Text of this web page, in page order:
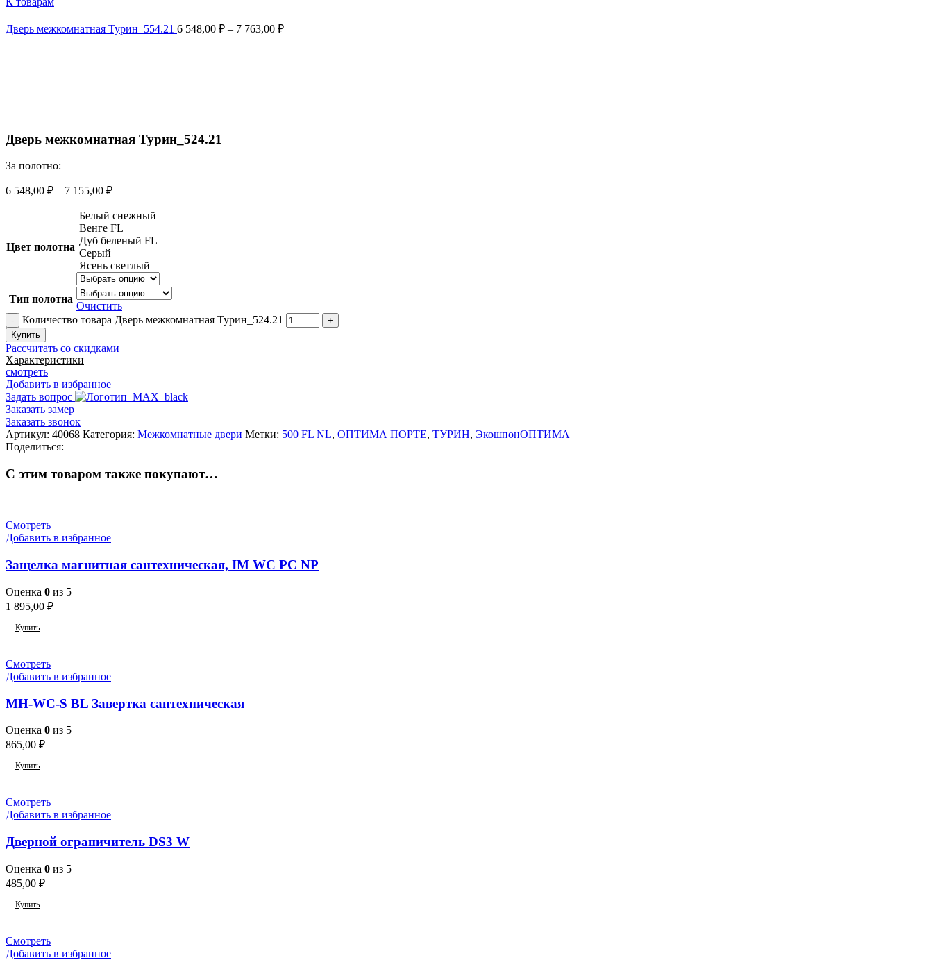
Дверь межкомнатная Турин_554.21 6 548,00 ₽ – 7 763,00 ₽
Дверь межкомнатная Турин_524.21
За полотно:
6 548,00 ₽ – 7 155,00 ₽
Цвет полотна
Белый снежный
Венге FL
Дуб беленый FL
Серый
Ясень светлый
Тип полотна
Очистить
Количество товара Дверь межкомнатная Турин_524.21
Купить
Рассчитать со скидками
Характеристики
смотреть
Добавить в избранное
Задать вопрос
Заказать замер
Заказать звонок
Артикул: 40068 Категория: Межкомнатные двери Метки: 500 FL NL, ОПТИМА ПОРТЕ, ТУРИН, ЭкошпонОПТИМА
Поделиться:
С этим товаром также покупают…
Смотреть
Добавить в избранное
Защелка магнитная сантехническая, IM WC PC NP
Оценка 0 из 5
1 895,00 ₽
Купить
Смотреть
Добавить в избранное
MH-WC-S BL Завертка сантехническая
Оценка 0 из 5
865,00 ₽
Купить
Смотреть
Добавить в избранное
Дверной ограничитель DS3 W
Оценка 0 из 5
485,00 ₽
Купить
Смотреть
Добавить в избранное